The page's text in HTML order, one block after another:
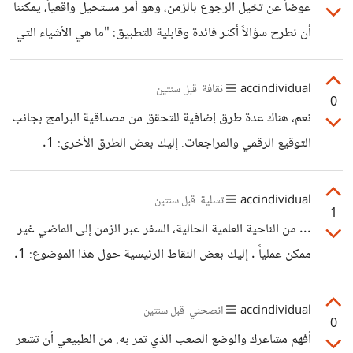
عنوان URL:
قد تنجح بسبب الإرهاق أو قلة الخبرة التقنية. هدفنا يجب أن
يكون خلق مجتمع أكثر وعياً وأماناً للجميع، بغض النظر عن
عوضاً عن تخيل الرجوع بالزمن، وهو أمر مستحيل واقعياً، يمكننا
أن نطرح سؤالاً أكثر فائدة وقابلية للتطبيق: "ما هي الأشياء التي
ندمت عليها في حياتك، وكيف يمكنك الاستفادة من هذه التجارب
لتحسين حاضرك ومستقبلك؟" فهذا النهج أكثر منطقية وعملية، إذ
يمكّننا من التعلم من أخطاء الماضي والتركيز على النمو
الشخصي. كما أنه يفتح المجال للتفكير الإيجابي والتخطيط
الاستراتيجي لتجنب تكرار نفس الأخطاء مستقبلاً، مما يعزز فرص
0
accindividual ثقافة قبل سنتين
نعم، هناك عدة طرق إضافية للتحقق من مصداقية البرامج بجانب
التوقيع الرقمي والمراجعات. إليك بعض الطرق الأخرى: 1.
التحقق من الهاش (Hash): - استخدام خوارزميات مثل MD5 أو
إذا كان البرنامج مفتوح المصدر، راجع الكود أو ابحث عن تقارير
الثغرات: - استخدم
1
accindividual تسلية قبل سنتين
... من الناحية العلمية الحالية، السفر عبر الزمن إلى الماضي غير
ممكن عملياً . إليك بعض النقاط الرئيسية حول هذا الموضوع: 1.
النظرية النسبية: نظرية أينشتاين تسمح نظرياً بإمكانية تباطؤ
مفارقات منطقية: السفر إلى الماضي يثير مفارقات مثل "مفارقة
0
accindividual انصحني قبل سنتين
أفهم مشاعرك والوضع الصعب الذي تمر به. من الطبيعي أن تشعر